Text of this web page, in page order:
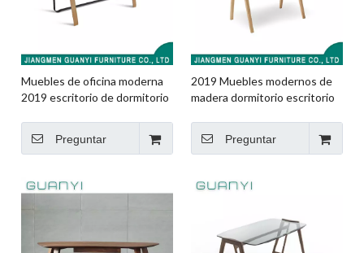
Muebles de oficina moderna
2019 escritorio de dormitorio
Preguntar
2019 Muebles modernos de
madera dormitorio escritorio
Preguntar